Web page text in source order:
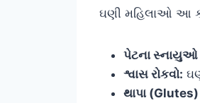
ઘણી મહિલાઓ આ
પેટના સ્નાયુઓ
શ્વાસ રોકવો:
થાપા